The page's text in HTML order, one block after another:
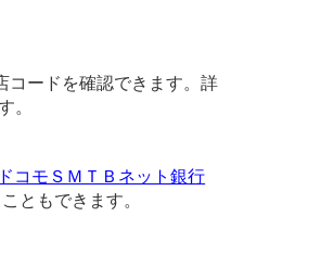
コードを確認できます。詳
。
ドコモＳＭＴＢネット銀行
ともできます。